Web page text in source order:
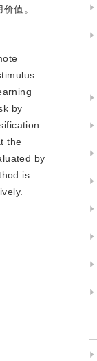
值。
by
the
by
is